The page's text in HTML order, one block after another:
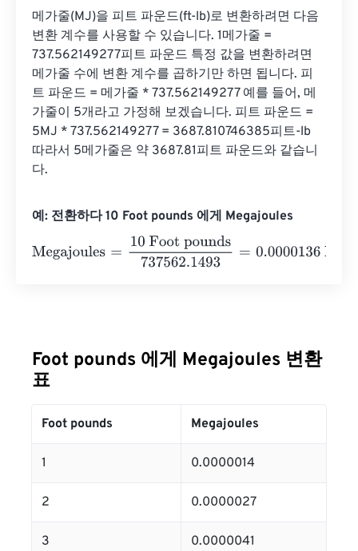
메가줄(MJ)을 피트 파운드(ft-lb)로 변환하려면 다음
변환 계수를 사용할 수 있습니다. 1메가줄 =
737.562149277피트 파운드 특정 값을 변환하려면
메가줄 수에 변환 계수를 곱하기만 하면 됩니다. 피
트 파운드 = 메가줄 * 737.562149277 예를 들어, 메
가줄이 5개라고 가정해 보겠습니다. 피트 파운드 =
5MJ * 737.562149277 = 3687.810746385피트-lb
따라서 5메가줄은 약 3687.81피트 파운드와 같습니
다.
예: 전환하다 10 Foot pounds 에게 Megajoules
Megajoules
10 Foot pounds737562.1493 =0.0000136
Foot pounds 에게 Megajoules 변환
표
Foot pounds Megajoules
1 0.0000014
2 0.0000027
3 0.0000041